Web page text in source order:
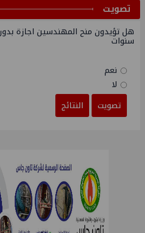
ﺗﺼﻮﻳﺖ
هل تؤيدون منح المهندسين اجازة
سنوات
نعم
لا
تصويت
النتائج